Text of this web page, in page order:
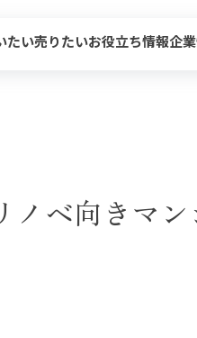
たい売りたいお役立ち情報企
ベ向きマン